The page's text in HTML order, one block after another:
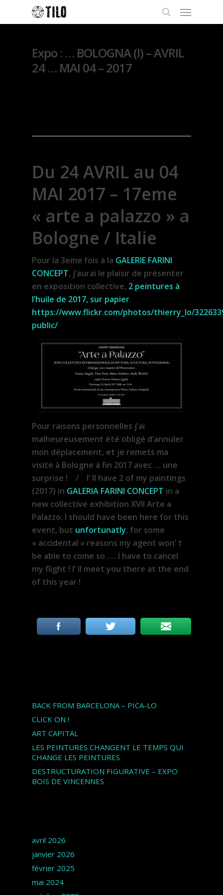
Expo : … BOLOGNA (I) – AVRIL
24 … MAI 04 – 2017
Du 24 AVRIL au 04
MAI 2017 – 17eme
« arte a palazzo » a
Bologne / Italie
Pour la 3eme fois à la GALERIE FARINI
CONCEPT, j’aurai le plaisir de présenter
en exposition collective, 2 peintures à
l’huile de 2017, sur papier.
https://www.flickr.com/photos/thierry_lo/
public/
Pour raisons personnelles j’ai
malheureusement été obligé d’annuler
mon déplacement, et je remets ma
visite à Bologne à fin 2017 avec … une
surprise ! / I’ ll have 2 of my paintings
(2017) in GALERIA FARINI CONCEPT in a
new collective exhibition XVII Arte a
Palazzo. I should have been here for this
event, but unfortunatly, for some
« accidental » reasons my agent won’ t
be able to come so …. I have to cancel
my flight ! I’ ll meet you there at the end
of this year !
BACK FROM BARCELONA – PICA-LO
CLICK ON !
ART CAPITAL
LES PEINTURES CHANGENT LE TEMPS QUI
CHANGE LES PEINTURES
DESTRUCTURATION FIGURATIVE – EXPO
BOIS DE VINCENNES
avril 2026
janvier 2026
février 2025
mai 2024